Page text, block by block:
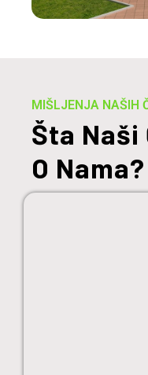
MIŠLJENJA NAŠIH
Šta Naši
O Nama?